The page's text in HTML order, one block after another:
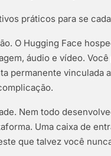
práticos para se
O Hugging Face
áudio e vídeo.
permanente vinculada
Nem todo
Uma caixa de
que talvez você